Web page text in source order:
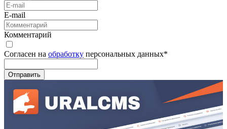
E-mail
Комментарий
Согласен на обработку персональных данных*